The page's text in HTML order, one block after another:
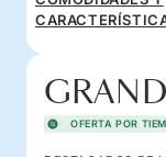
OFERTA POR